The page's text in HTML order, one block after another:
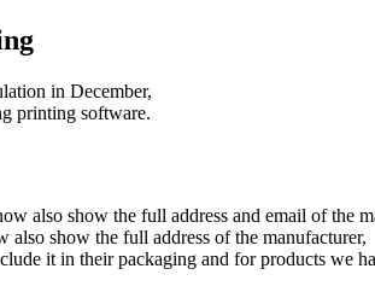
in December,
printing software.
also show the full address and email of the
show the full address of the manufacturer,
it in their packaging and for products we